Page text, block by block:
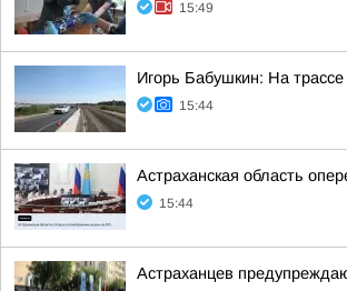
15:49
Игорь Бабушкин: На
15:44
Астраханская область
15:44
Астраханцев